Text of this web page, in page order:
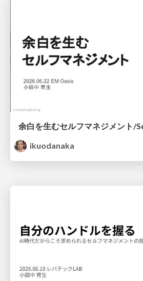
ikuodanaka